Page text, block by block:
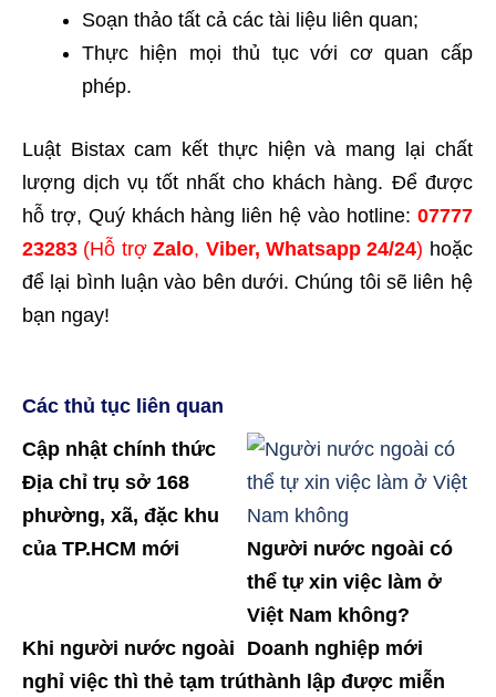
Soạn thảo tất cả các tài liệu liên quan;
Thực hiện mọi thủ tục với cơ quan cấp
phép.
Luật Bistax cam kết thực hiện và mang lại chất
lượng dịch vụ tốt nhất cho khách hàng. Để được
hỗ trợ, Quý khách hàng liên hệ vào hotline: 07777
23283 (Hỗ trợZalo, Viber, Whatsapp 24/24) hoặc
để lại bình luận vào bên dưới. Chúng tôi sẽ liên hệ
bạn ngay!
Các thủ tục liên quan
Cập nhật chính thức
Địa chỉ trụ sở 168
phường, xã, đặc khu
của TP.HCM mới
Người nước ngoài có
thể tự xin việc làm ở
Việt Nam không?
Khi người nước ngoài
nghỉ việc thì thẻ tạm trú
Doanh nghiệp mới
thành lập được miễn